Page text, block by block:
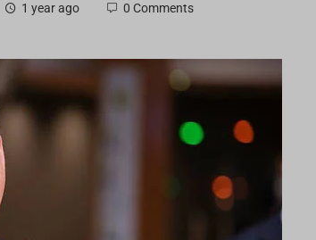
1 year ago 0 Comments